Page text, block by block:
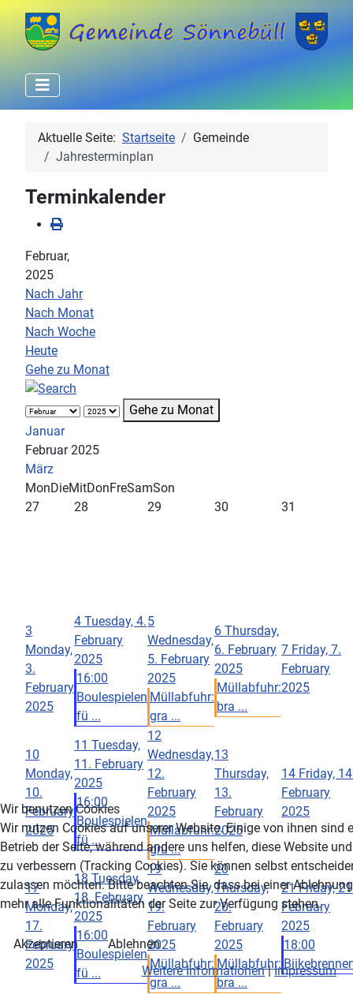
Aktuelle Seite: Startseite
Gemeinde
Jahresterminplan
Terminkalender
Februar,
2025
Nach Jahr
Nach Monat
Nach Woche
Heute
Gehe zu Monat
Gehe zu Monat
Januar
Februar 2025
März
MonDieMitDonFreSamSon
27
28 29 30 31
3
Monday,
3.
February
2025
4 Tuesday, 4.
February
2025
16:00
Boulespielen
fü ...
5
Wednesday,
5. February
2025
Müllabfuhr:
gra ...
6 Thursday,
6. February
2025
Müllabfuhr:
bra ...
7 Friday, 7.
February
2025
10
Monday,
10.
February
2025
11 Tuesday,
11. February
2025
16:00
Boulespielen
fü ...
12
Wednesday,
12.
February
2025
Müllabfuhr:
grü ...
13
Thursday,
13.
February
2025
14 Friday,
February
2025
17
Monday,
17.
February
2025
18 Tuesday,
18. February
2025
16:00
Boulespielen
fü ...
19
Wednesday,
19.
February
2025
Müllabfuhr:
gra ...
20
Thursday,
20.
February
2025
Müllabfuhr:
bra ...
21 Friday,
February
2025
18:00
Wir benutzen Cookies
Wir nutzen Cookies auf unserer Website. Einige von ihnen sind
Betrieb der Seite, während andere uns helfen, diese Website
zu verbessern (Tracking Cookies). Sie können selbst
zulassen möchten. Bitte beachten Sie, dass bei einer
mehr alle Funktionalitäten der Seite zur Verfügung stehen.
Akzeptieren
Ablehnen
Weitere Informationen|Impressum